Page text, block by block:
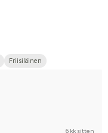
Friisiläinen
6 kk sitten